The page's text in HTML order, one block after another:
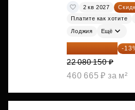
2 кв 2027
Платите как хотите
Лоджия Ещё
19 209 731 ₽ -
22 080 150 ₽
460 665 ₽ за м²